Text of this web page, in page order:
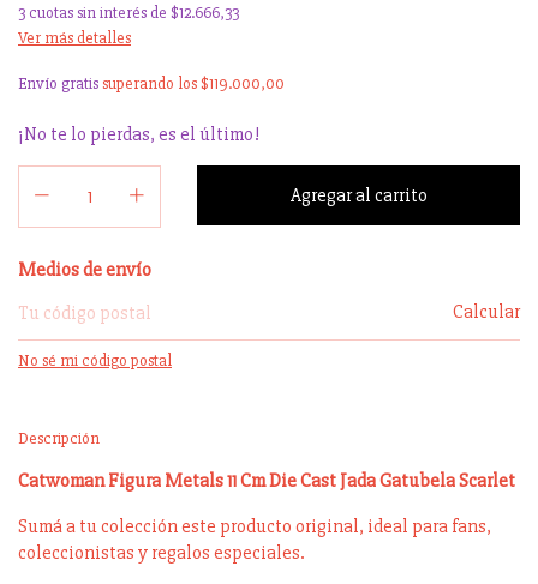
3 cuotas sin interés de $12.666,33
Ver más detalles
Envío gratissuperando los$119.000,00
¡No te lo pierdas, es el último!
Entregas para el CP:
Medios de envío
Calcular
No sé mi código postal
Descripción
Catwoman Figura Metals 11 Cm Die Cast Jada Gatubela Scarlet
Sumá a tu colección este producto original, ideal para fans,
coleccionistas y regalos especiales.